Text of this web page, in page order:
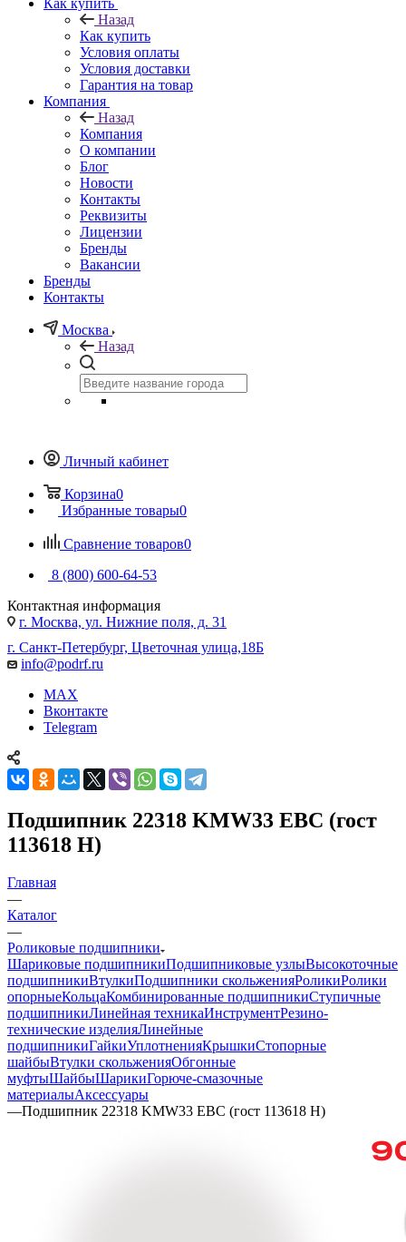
Назад
Как купить
Условия оплаты
Условия доставки
Гарантия на товар
Компания
Назад
Компания
О компании
Блог
Новости
Контакты
Реквизиты
Лицензии
Бренды
Вакансии
Бренды
Контакты
Москва
Назад
Личный кабинет
Корзина0
Избранные товары0
Сравнение товаров0
8 (800) 600-64-53
Контактная информация
г. Москва, ул. Нижние поля, д. 31
г. Санкт-Петербург, Цветочная улица,18Б
info@podrf.ru
MAX
Вконтакте
Telegram
Подшипник 22318 KMW33 EBC (гост
113618 Н)
Главная
—
Каталог
—
Роликовые подшипники
Шариковые подшипникиПодшипниковые узлыВысокоточные
подшипникиВтулкиПодшипники скольженияРоликиРолики
опорныеКольцаКомбинированные подшипникиСтупичные
подшипникиЛинейная техникаИнструментРезино-
технические изделияЛинейные
подшипникиГайкиУплотненияКрышкиСтопорные
шайбыВтулки скольженияОбгонные
муфтыШайбыШарикиГорюче-смазочные
материалыАксессуары
—Подшипник 22318 KMW33 EBC (гост 113618 Н)